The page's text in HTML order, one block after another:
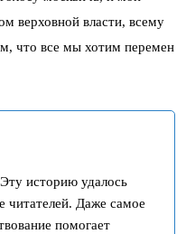
верховной власти, всему
что все мы хотим перемен
историю удалось
читателей. Даже самое
помогает